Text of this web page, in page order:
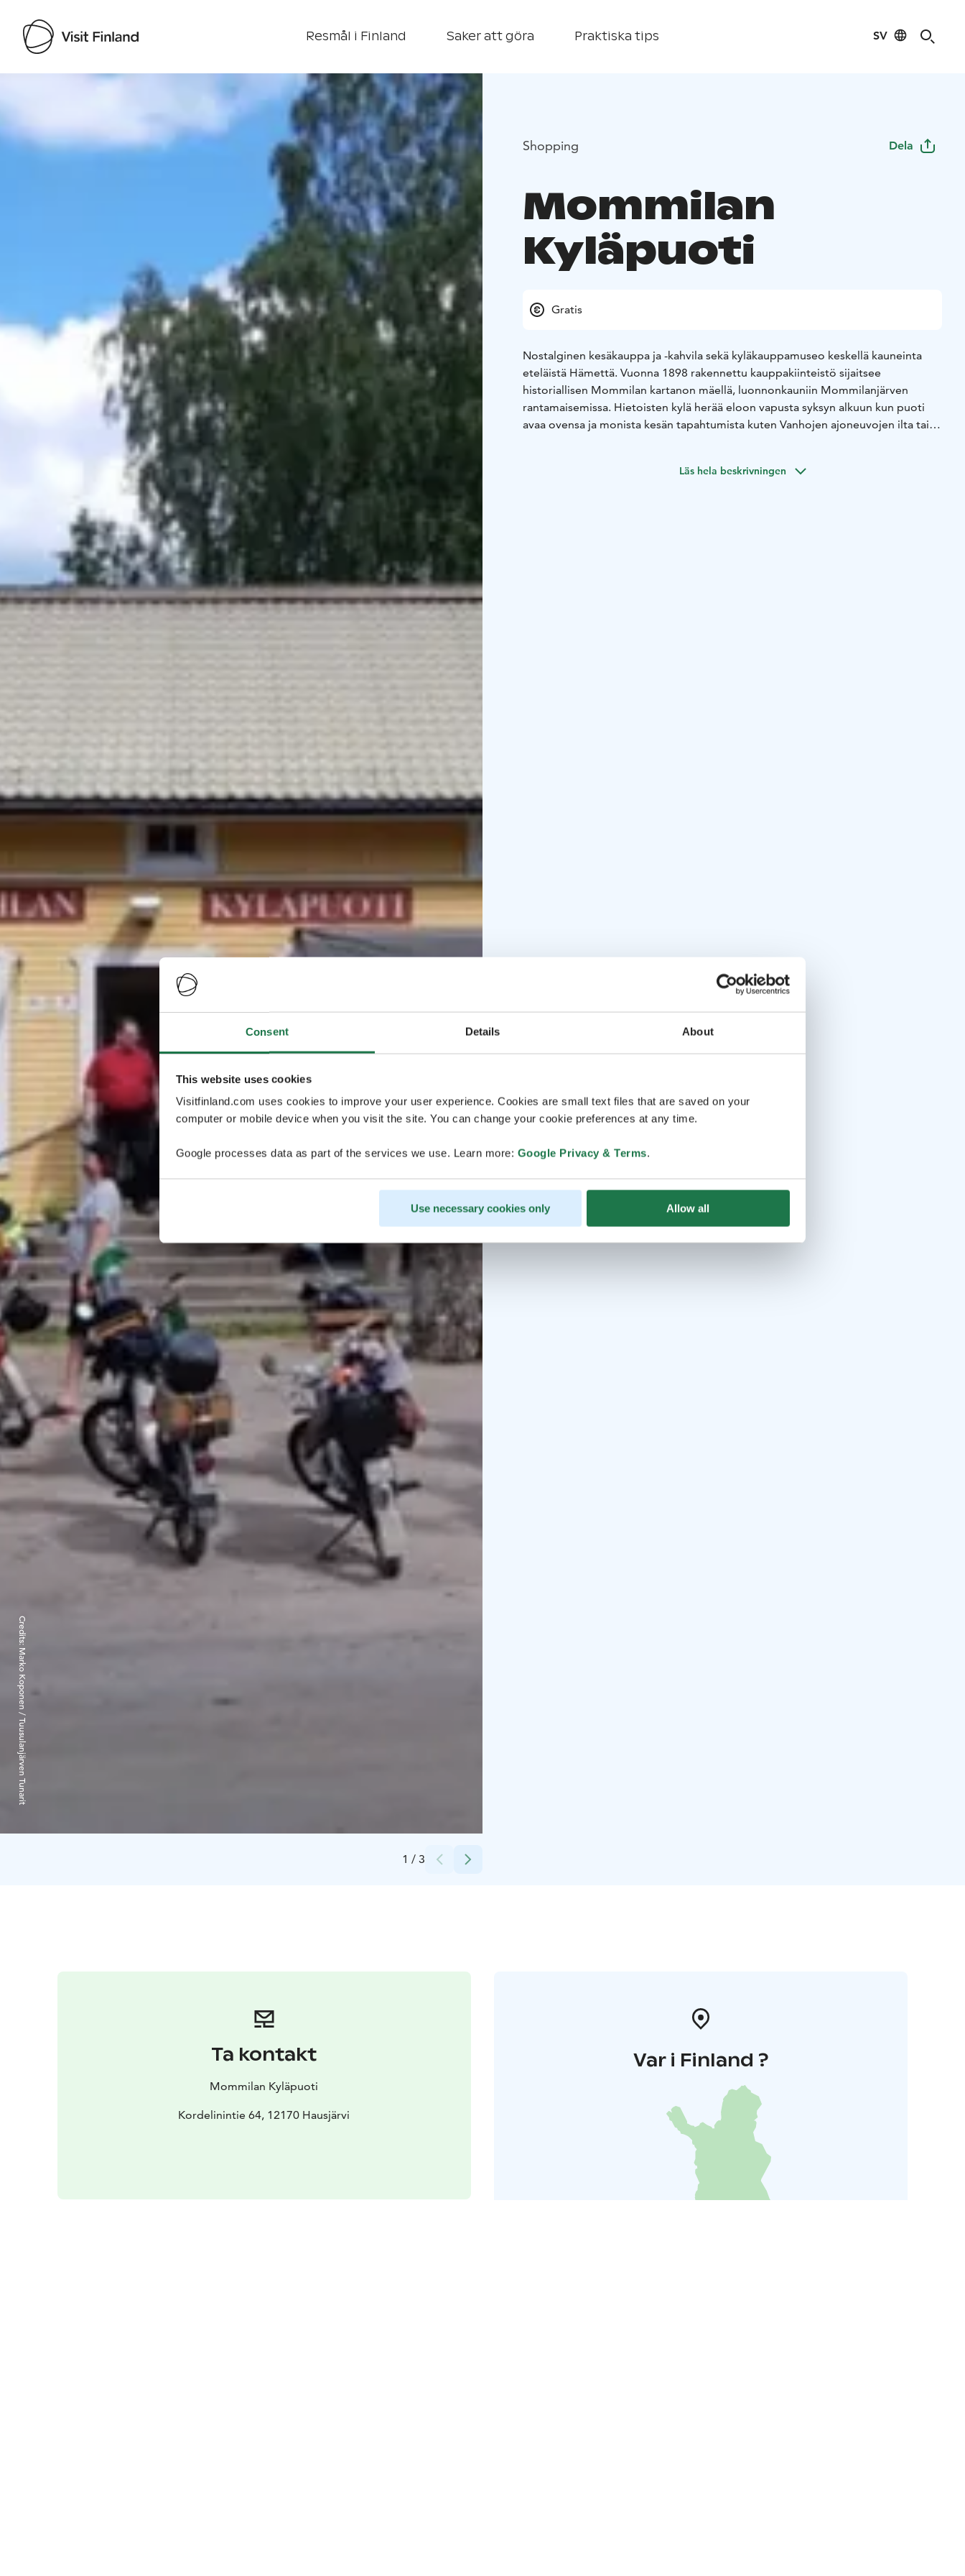
Consent Details About
This website uses cookies
Visitfinland.com uses cookies to improve your user experience. Cookies are small text files that are saved on your
computer or mobile device when you visit the site. You can change your cookie preferences at any time.
Google processes data as part of the services we use. Learn more: Google Privacy & Terms.
Use necessary cookies only Allow all
Resmål i Finland Saker att göra Praktiska tips SV
Visit Finland
1 / 3
Credits:
Marko Koponen / Tuusulanjärven Tunarit
Shopping Dela
Mommilan
Kyläpuoti
Gratis
Nostalginen kesäkauppa ja -kahvila sekä kyläkauppamuseo keskellä kauneinta
eteläistä Hämettä. Vuonna 1898 rakennettu kauppakiinteistö sijaitsee
historiallisen Mommilan kartanon mäellä, luonnonkauniin Mommilanjärven
rantamaisemissa. Hietoisten kylä herää eloon vapusta syksyn alkuun kun puoti
avaa ovensa ja monista kesän tapahtumista kuten Vanhojen ajoneuvojen ilta tai
"Retrokioski", sekä Suomen ainoa Myymäläautomuseo "Martti".
Läs hela beskrivningen
Ta kontakt
Mommilan Kyläpuoti
Kordelinintie 64, 12170 Hausjärvi
Var i Finland ?